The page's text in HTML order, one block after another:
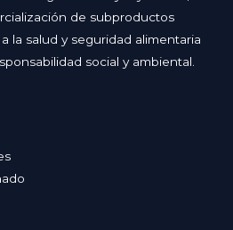
de subproductos
la salud y seguridad alimentaria
social y ambiental.